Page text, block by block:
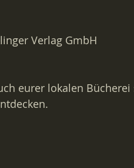
Verlag GmbH
eurer lokalen Bücherei